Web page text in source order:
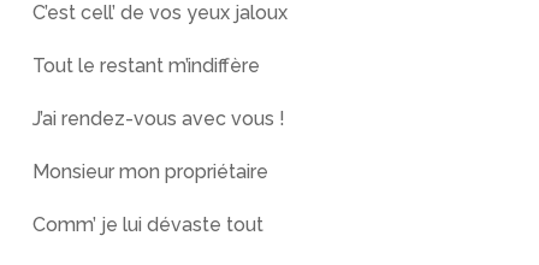
C’est cell’ de vos yeux jaloux
Tout le restant m’indiffère
J’ai rendez-vous avec vous !
Monsieur mon propriétaire
Comm’ je lui dévaste tout